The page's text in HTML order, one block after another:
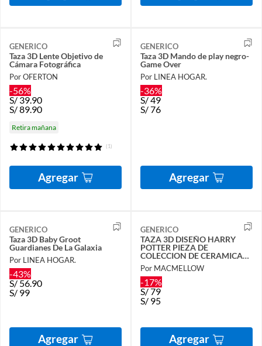
GENERICO
Taza 3D Lente Objetivo de
Cámara Fotográfica
Por OFERTON
-56%
S/39.90
S/89.90
Retira mañana
(1)
Agregar
GENERICO
Taza 3D Mando de play negro-
Game Over
Por LINEA HOGAR.
-36%
S/49
S/76
Agregar
GENERICO
Taza 3D Baby Groot
Guardianes De La Galaxia
Por LINEA HOGAR.
-43%
S/56.90
S/ 99
Agregar
GENERICO
TAZA 3D DISEÑO HARRY
POTTER PIEZA DE
COLECCION DE CERAMICA
PARA REGALO
Por MACMELLOW
-17%
S/79
S/ 95
Agregar